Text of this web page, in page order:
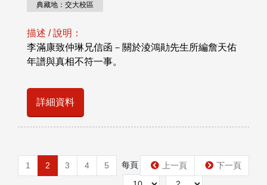
典藏地：交大校區
描述 / 說明：
李滿康致仲琳兄信函－關於淩鴻勛先生所編詹天佑
年譜與真相不符一事。
詳細資料
1 2 3 4 5 每頁 第
上一頁 下一頁